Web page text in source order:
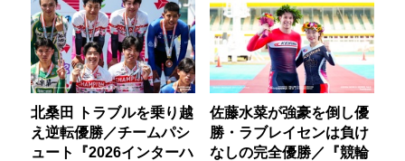
北桑田 トラブルを乗り越
え逆転優勝／チームパシ
ュート『2026インターハ
佐藤水菜が強豪を倒し優
勝・ラブレイセンは負け
なしの完全優勝／『競輪